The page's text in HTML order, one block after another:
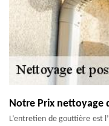
Notre Prix nettoyage
L’entretien de gouttière est